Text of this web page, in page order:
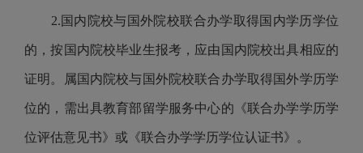
2. 国内院校与国外院校联合办学取得国内学历学位
的，按国内院校毕业生报考，应由国内院校出具相应的
证明。属国内院校与国外院校联合办学取得国外学历学
位的，需出具教育部留学服务中心的《联合办学学历学
位评估意见书》或《联合办学学历学位认证书》。